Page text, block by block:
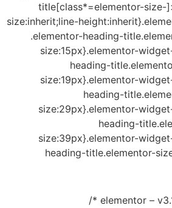
title[class*=elementor-size-
size:inherit;line-
.elementor-heading-
size:15px}.elementor-
heading-
size:19px}.elementor-
heading-
size:29px}.elementor-
heading-
size:39px}.elementor-
heading-title.elementor-